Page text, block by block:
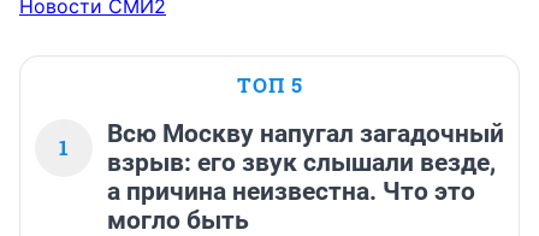
Новости СМИ2
ТОП 5
1
Всю Москву напугал загадочный
взрыв: его звук слышали везде,
а причина неизвестна. Что это
могло быть